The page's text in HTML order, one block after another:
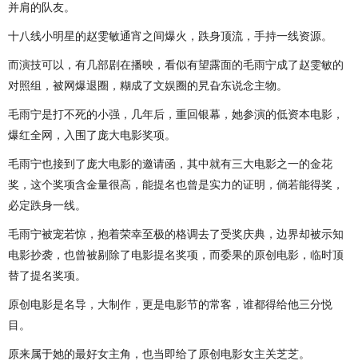
并肩的队友。
十八线小明星的赵雯敏通宵之间爆火，跌身顶流，手持一线资源。
而演技可以，有几部剧在播映，看似有望露面的毛雨宁成了赵雯敏的
对照组，被网爆退圈，糊成了文娱圈的旯旮东说念主物。
毛雨宁是打不死的小强，几年后，重回银幕，她参演的低资本电影，
爆红全网，入围了庞大电影奖项。
毛雨宁也接到了庞大电影的邀请函，其中就有三大电影之一的金花
奖，这个奖项含金量很高，能提名也曾是实力的证明，倘若能得奖，
必定跌身一线。
毛雨宁被宠若惊，抱着荣幸至极的格调去了受奖庆典，边界却被示知
电影抄袭，也曾被剔除了电影提名奖项，而委果的原创电影，临时顶
替了提名奖项。
原创电影是名导，大制作，更是电影节的常客，谁都得给他三分悦
目。
原来属于她的最好女主角，也当即给了原创电影女主关芝芝。